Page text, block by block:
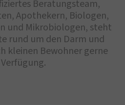
Beratungsteam,
Apothekern, Biologen,
und Mikrobiologen, steht
rund um den Darm und
kleinen Bewohner gerne